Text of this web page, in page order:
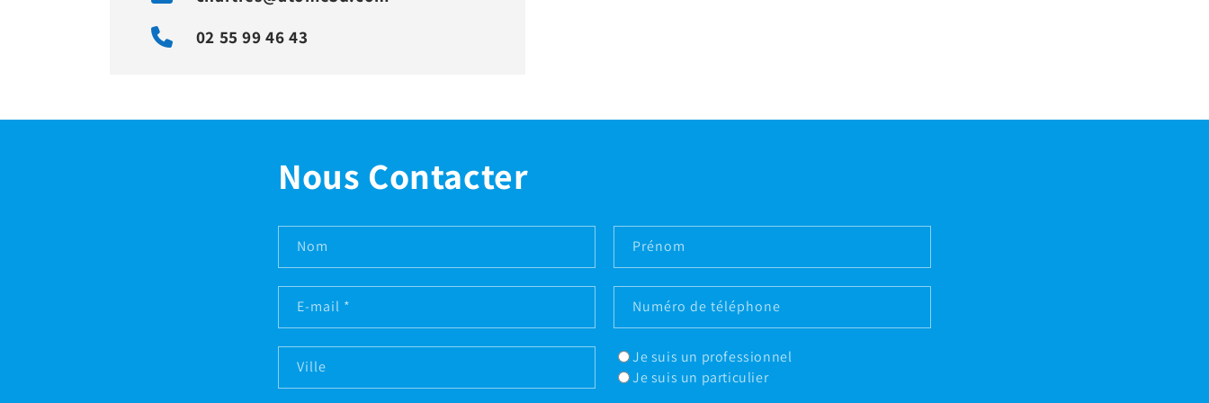
02 55 99 46 43
Nous Contacter
Nom Prénom
E-mail * Numéro de téléphone
Ville
Je suis un professionnel
Je suis un particulier